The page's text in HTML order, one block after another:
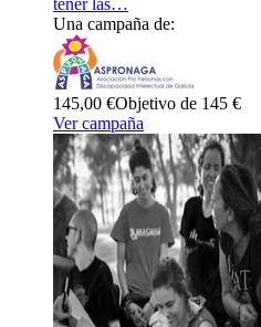
tener las…
Una campaña de:
145,00 €Objetivo de 145 €
Ver campaña